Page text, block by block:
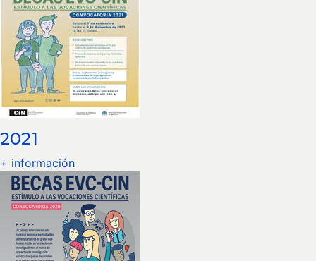
2021
+ información